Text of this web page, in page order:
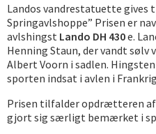
Landos vandrestatuette gives
Springavlshoppe” Prisen er
avlshingst Lando DH 430e.
Henning Staun, der vandt sølv
Albert Voorn i sadlen.
sporten indsat i avlen i
Prisen tilfalder opdrætteren af
gjort sig særligt bemærket i